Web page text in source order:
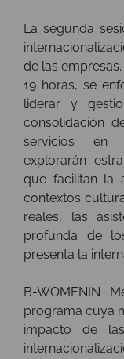
La segunda
de las
19 horas, se
liderar y
consolidación
servicios en
explorarán
que facilitan la
contextos
reales, las
profunda de
presenta la
B-WOMENIN
programa cuya
impacto de